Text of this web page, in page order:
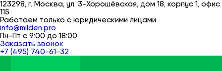
123298, г. Москва, ул. 3-Хорошёвская, дом 18, корпус 1, офис
115
Работаем только с юридическими лицами
info@milden.pro
Пн-Пт с 9:00 до 18:00
Заказать звонок
+7 (495) 740-61-32